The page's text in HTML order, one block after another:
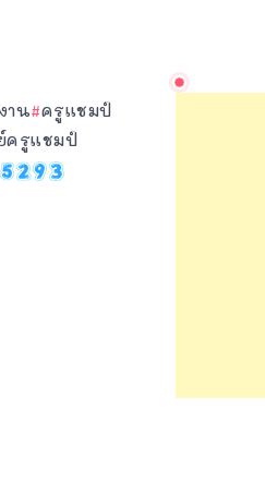
าน ครูแชมป์
ครูแชมป์